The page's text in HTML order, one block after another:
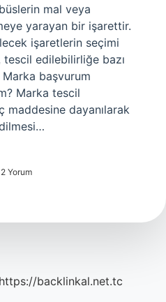
mal veya
yarayan bir işarettir.
işaretlerin seçimi
edilebilirliğe bazı
Marka başvurum
Marka tescil
maddesine dayanılarak
2 Yorum
https://backlinkal.net.tc